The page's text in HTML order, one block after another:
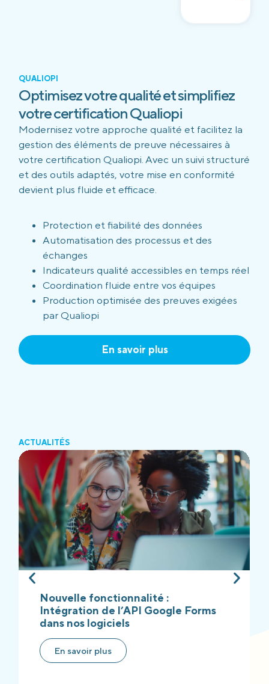
QUALIOPI
Optimisez votre qualité et simplifiez
votre certification Qualiopi
Modernisez votre approche qualité et facilitez la
gestion des éléments de preuve nécessaires à
votre certification Qualiopi. Avec un suivi structuré
et des outils adaptés, votre mise en conformité
devient plus fluide et efficace.
Protection et fiabilité des données
Automatisation des processus et des
échanges
Indicateurs qualité accessibles en temps réel
Coordination fluide entre vos équipes
Production optimisée des preuves exigées
par Qualiopi
En savoir plus
ACTUALITÉS
Nouvelle fonctionnalité :
Intégration de l’API Google Forms
dans nos logiciels
En savoir plus